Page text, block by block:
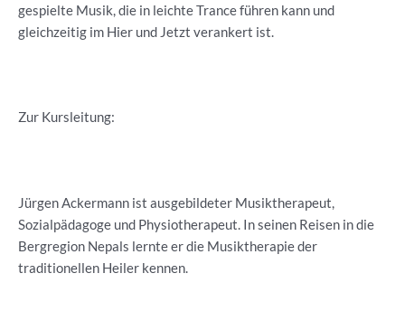
gespielte Musik, die in leichte Trance führen kann und
gleichzeitig im Hier und Jetzt verankert ist.
Zur Kursleitung:
Jürgen Ackermann ist ausgebildeter Musiktherapeut,
Sozialpädagoge und Physiotherapeut. In seinen Reisen in die
Bergregion Nepals lernte er die Musiktherapie der
traditionellen Heiler kennen.